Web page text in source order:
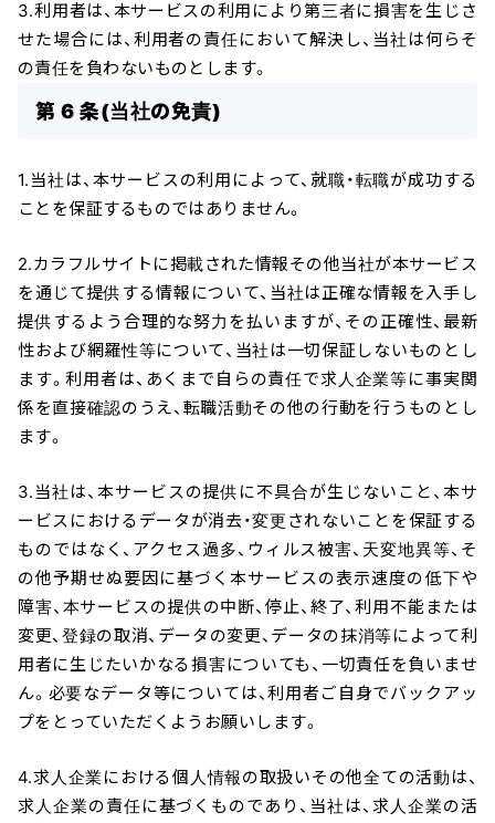
3.利用者は、本サービスの利用により第三者に損害を生じさ
せた場合には、利用者の責任において解決し、当社は何らそ
の責任を負わないものとします。
第 6 条(当社の免責)
1.当社は、本サービスの利用によって、就職・転職が成功する
ことを保証するものではありません。
2.カラフルサイトに掲載された情報その他当社が本サービス
を通じて提供する情報について、当社は正確な情報を入手し
提供するよう合理的な努力を払いますが、その正確性、最新
性および網羅性等について、当社は一切保証しないものとし
ます。利用者は、あくまで自らの責任で求人企業等に事実関
係を直接確認のうえ、転職活動その他の行動を行うものとし
ます。
3.当社は、本サービスの提供に不具合が生じないこと、本サ
ービスにおけるデータが消去・変更されないことを保証する
ものではなく、アクセス過多、ウィルス被害、天変地異等、そ
の他予期せぬ要因に基づく本サービスの表示速度の低下や
障害、本サービスの提供の中断、停止、終了、利用不能または
変更、登録の取消、データの変更、データの抹消等によって利
用者に生じたいかなる損害についても、一切責任を負いませ
ん。必要なデータ等については、利用者ご自身でバックアッ
プをとっていただくようお願いします。
4.求人企業における個人情報の取扱いその他全ての活動は、
求人企業の責任に基づくものであり、当社は、求人企業の活